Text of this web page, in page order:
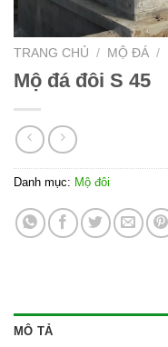
TRANG CHỦ / MỘ ĐÁ /
Mộ đá đôi S 45
Danh mục: Mộ đôi
MÔ TẢ